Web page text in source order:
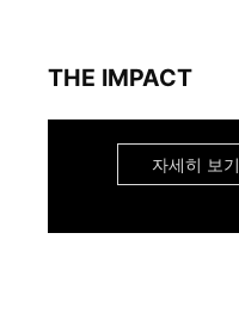
THE IMPACT
자세히 보기